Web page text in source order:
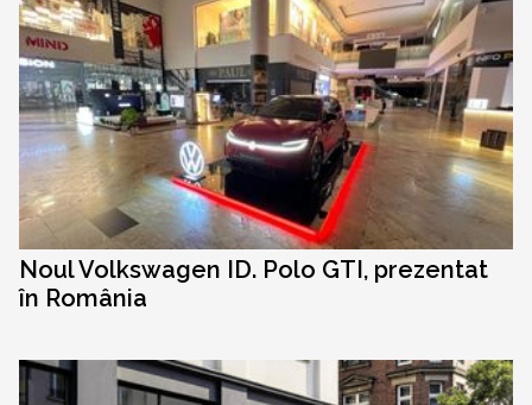
Noul Volkswagen ID. Polo GTI, prezentat
în România